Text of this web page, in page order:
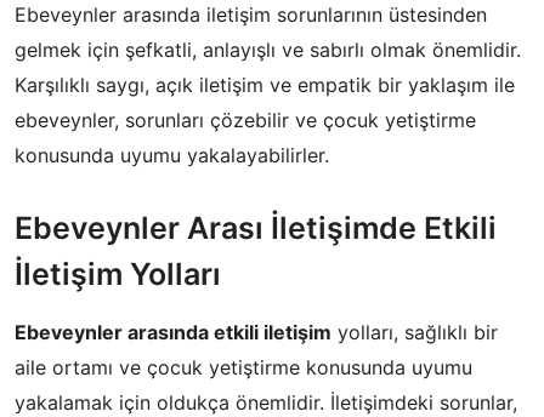
Ebeveynler arasında iletişim sorunlarının üstesinden
gelmek için şefkatli, anlayışlı ve sabırlı olmak önemlidir.
Karşılıklı saygı, açık iletişim ve empatik bir yaklaşım ile
ebeveynler, sorunları çözebilir ve çocuk yetiştirme
konusunda uyumu yakalayabilirler.
Ebeveynler Arası İletişimde Etkili
İletişim Yolları
Ebeveynler arasında etkili iletişim yolları, sağlıklı bir
aile ortamı ve çocuk yetiştirme konusunda uyumu
yakalamak için oldukça önemlidir. İletişimdeki sorunlar,